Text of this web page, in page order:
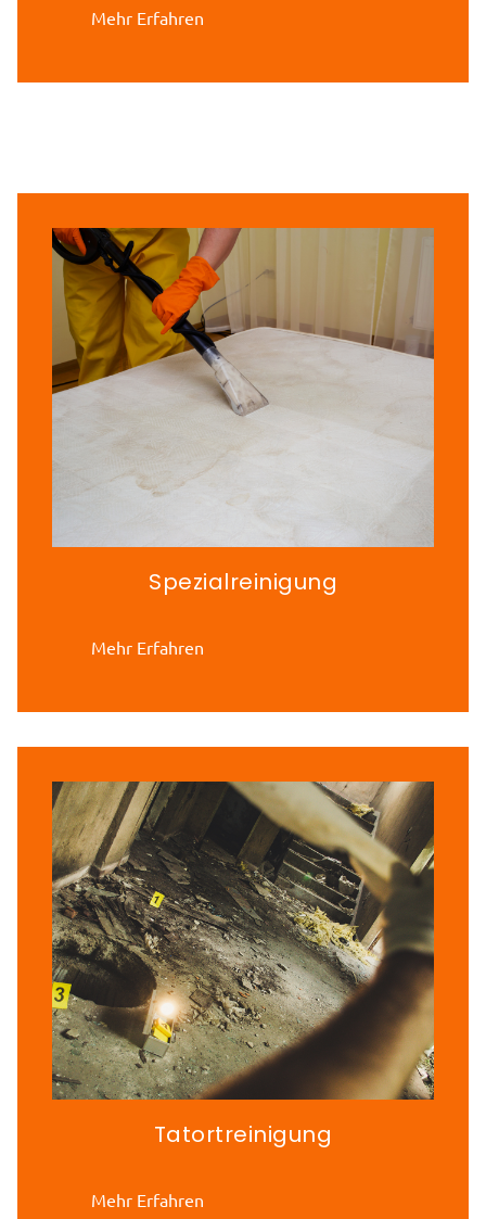
Mehr Erfahren
Spezialreinigung
Mehr Erfahren
Tatortreinigung
Mehr Erfahren